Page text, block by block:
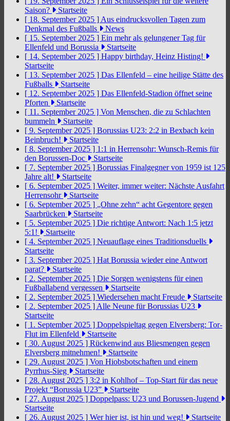
Saison?
Startseite
[ 18. September 2025 ] Aus eindrucksvollen Tagen zum
Denkmal des Fußballs
News
[ 15. September 2025 ] Ein mehr als gelungener Tag für
Ellenfeld und Borussia
Startseite
[ 14. September 2025 ] Happy birthday, Heinz Histing!
Startseite
[ 13. September 2025 ] Das Ellenfeld – eine heilige Stätte des
Fußballs
Startseite
[ 12. September 2025 ] Das Ellenfeld-Stadion öffnet seine
Pforten
Startseite
[ 11. September 2025 ] Von Menschen, die zu Schlachten
bummeln
Startseite
[ 9. September 2025 ] Borussias U23: 2:2 in Bexbach kein
Beinbruch!
Startseite
[ 8. September 2025 ] 1:1 in Herrensohr: Wunsch-Remis für
den Borussen-Doc
Startseite
[ 7. September 2025 ] Borussias Finalgegner von 1959 ist 125
Jahre alt!
Startseite
[ 6. September 2025 ] Weiter, immer weiter: Nächste Ausfahrt
Herrensohr
Startseite
[ 6. September 2025 ] „Ohne zehn“ acht Gegentore gegen
Saarbrücken
Startseite
[ 5. September 2025 ] Die richtige Antwort: Nach 1:5 jetzt
5:1!
Startseite
[ 4. September 2025 ] Neuauflage eines Traditionsduells
Startseite
[ 3. September 2025 ] Hat Borussia wieder eine Antwort
parat?
Startseite
[ 2. September 2025 ] Die Sorgen wenigstens für einen
Fußballabend vergessen
Startseite
[ 2. September 2025 ] Wiedersehen macht Freude
Startseite
[ 2. September 2025 ] Alle Neune für Borussias U23
Startseite
[ 1. September 2025 ] Doppelspieltag gegen Elversberg: Tor-
Flut im Ellenfeld
Startseite
[ 30. August 2025 ] Rückenwind aus Bliesmengen gegen
Elversberg mitnehmen!
Startseite
[ 29. August 2025 ] Von Hiobsbotschaften und einem
Pyrrhus-Sieg
Startseite
[ 28. August 2025 ] 3:2 in Kohlhof – Top-Start für das neue
Projekt “Borussia U23”
Startseite
[ 27. August 2025 ] Doppelpass: U23 und Borussen-Jugend
Startseite
[ 26. August 2025 ] Wer hier ist, ist hin und weg!
Startseite